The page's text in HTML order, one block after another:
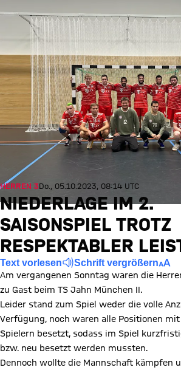
HERREN 3Do., 05.10.2023, 08:14 UTC
NIEDERLAGE IM 2.
SAISONSPIEL TROTZ
RESPEKTABLER
Text vorlesen Schrift vergrößern
Am vergangenen Sonntag waren die
zu Gast beim TS Jahn München II.
Leider stand zum Spiel weder die volle
Verfügung, noch waren alle Positionen
Spielern besetzt, sodass im Spiel
bzw. neu besetzt werden mussten.
Dennoch wollte die Mannschaft kämpfen